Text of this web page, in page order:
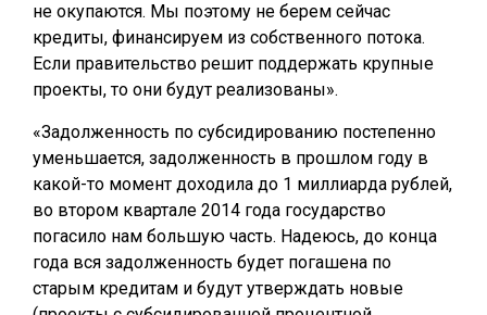
не окупаются. Мы поэтому не берем сейчас
кредиты, финансируем из собственного потока.
Если правительство решит поддержать крупные
проекты, то они будут реализованы».
«Задолженность по субсидированию постепенно
уменьшается, задолженность в прошлом году в
какой-то момент доходила до 1 миллиарда рублей,
во втором квартале 2014 года государство
погасило нам большую часть. Надеюсь, до конца
года вся задолженность будет погашена по
старым кредитам и будут утверждать новые